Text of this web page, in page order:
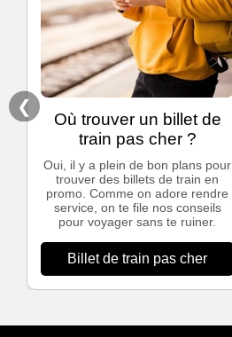
❮
Où trouver un billet de
train pas cher ?
Oui, il y a plein de bon plans pour
trouver des billets de train en
promo. Comme on adore rendre
service, on te file nos conseils
pour voyager sans te ruiner.
Billet de train pas cher